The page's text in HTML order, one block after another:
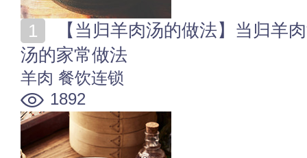
汤的家常做法
羊肉 餐饮连锁
1892